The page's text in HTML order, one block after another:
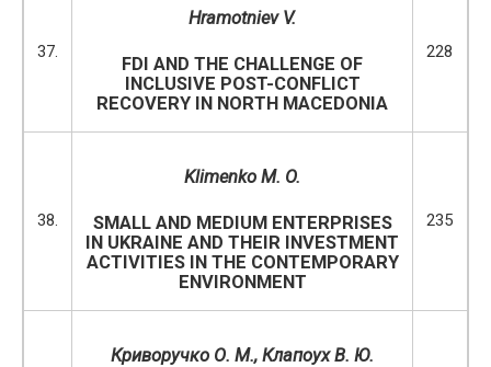
37.
Hramotniev V.
FDI AND THE CHALLENGE OF
INCLUSIVE POST-CONFLICT
RECOVERY IN NORTH MACEDONIA
228
38.
Klimenko M. O.
SMALL AND MEDIUM ENTERPRISES
IN UKRAINE AND THEIR INVESTMENT
ACTIVITIES IN THE CONTEMPORARY
ENVIRONMENT
235
Криворучко О. М., Клапоух В. Ю.